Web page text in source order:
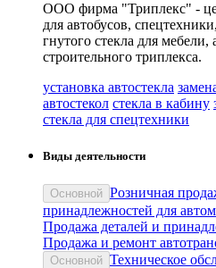
ООО фирма "Триплекс" -
для автобусов,
гнутого стекла для мебели,
строительного триплекса.
установка автостекла
автостекол стекла в кабину
стекла для спецтехники
Виды деятельности
Основной Розничная
принадлежностей для
Продажа деталей и
Продажа и ремонт
Основной Техническое